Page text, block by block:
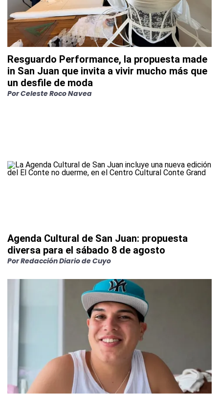
Resguardo Performance, la propuesta made
in San Juan que invita a vivir mucho más que
un desfile de moda
PorCeleste Roco Navea
Agenda Cultural de San Juan: propuesta
diversa para el sábado 8 de agosto
PorRedacción Diario de Cuyo